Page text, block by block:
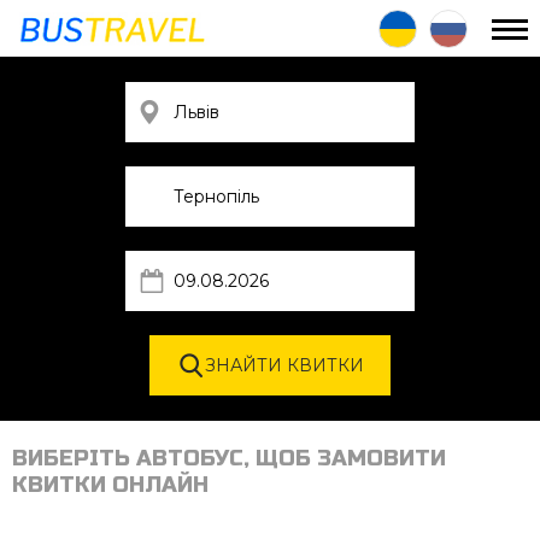
ВИБЕРІТЬ АВТОБУС, ЩОБ ЗАМОВИТИ
КВИТКИ ОНЛАЙН